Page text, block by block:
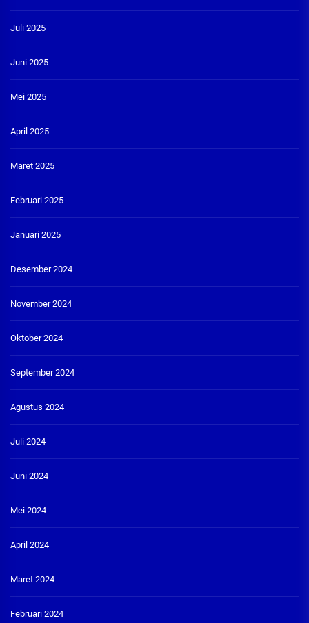
Juli 2025
Juni 2025
Mei 2025
April 2025
Maret 2025
Februari 2025
Januari 2025
Desember 2024
November 2024
Oktober 2024
September 2024
Agustus 2024
Juli 2024
Juni 2024
Mei 2024
April 2024
Maret 2024
Februari 2024